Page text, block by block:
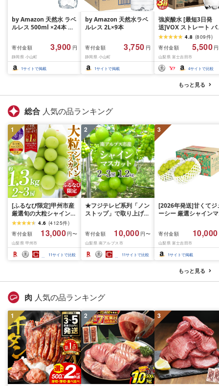
by Amazon 天然水 ラベ
ルレス 500ml ×24本 富
ム含有 水 ミネラルウォ
ーター ペットボトル 静
岡県産 500ミリリットル
(Smart Basic)
寄付金額 3,900 円
静岡県 小山町
1サイトで掲載
by Amazon 天然水ラベ
ルレス 2L×9本
寄付金額 3,750 円
静岡県 小山町
1サイトで掲載
強炭酸水 [最短3日発
送]VOX ストレート バ
ジウム 強炭酸水 35本
500ml ラベルレス[富
吉田市限定カートン]
酸
4.8 (809件)
寄付金額
5,500
山梨県 富士吉田市
4サイトで比較
もっと見る
総合 人気の品ランキング
1
[ふるなび限定]甲州市産
厳選旬の大粒シャインマ
スカット 約1.3kg 2〜3
房[2026年発送]
(MG)B12-472 FN-
Limited-VO シャインマ
スカット フルーツ
4.6 (4125件)
寄付金額
13,000 円〜
山梨県 甲州市
11サイトで比較
2
★フジテレビ系列「ノン
ストップ」で取り上げら
先行予約]南アルプス市
産シャインマスカット
1.2kg以上(2〜3房)ふる
さと納税 おすすめ 山梨
県 南アルプス市 送料無
寄付金額 10,000 円〜
山梨県 南アルプス市
11サイトで比較
3
[2026年発送]甘くてジ
ーシー 厳選シャインマ
月前半(1〜15日)から
月下旬までの発送) フ
ーツ ぶどう 果物 山梨
産 2026 旬 大粒 高級
寄付金額 10,000
山梨県 富士吉田市
1サイトで掲載
もっと見る
肉 人気の品ランキング
1 2 3